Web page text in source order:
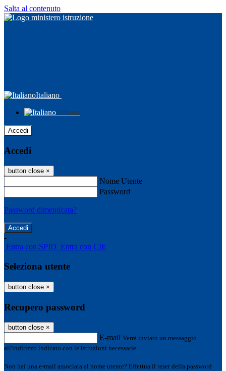
Salta al contenuto
Italiano
Italiano
Accedi
Accedi
button close ×
Nome Utente
Password
Password dimenticata?
-
Entra con SPID Entra con CIE
Seleziona utente
button close ×
Recupero password
button close ×
E-mail Verrà inviato un messaggio
all'indirizzo indicato con le istruzioni necessarie.
Non hai una e-mail associata al nome utente? Effettua il reset della password